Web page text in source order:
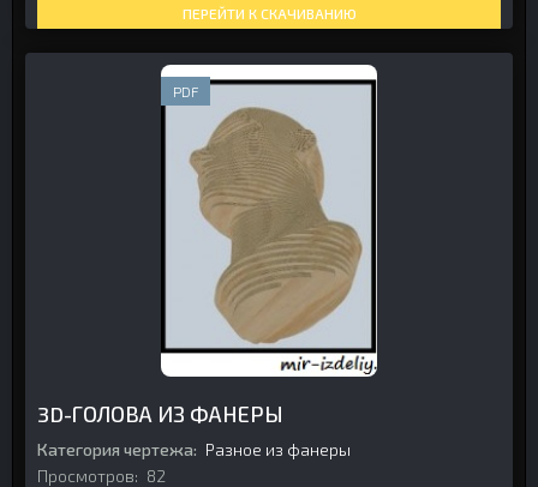
ПЕРЕЙТИ К СКАЧИВАНИЮ
PDF
3D-ГОЛОВА ИЗ ФАНЕРЫ
Категория чертежа: Разное из фанеры
Просмотров: 82